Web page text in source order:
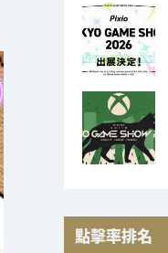
點擊率排名